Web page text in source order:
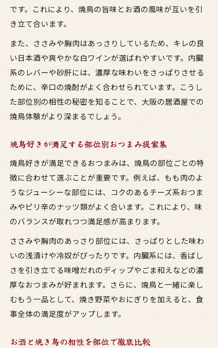
です。これにより、焼鳥の旨味とお酒の風味が互いを引
き立て合います。
また、ささみや胸肉はあっさりしているため、キレの良
い日本酒や爽やかな白ワインが選ばれやすいです。内臓
系のレバーや砂肝には、濃厚な味わいをさっぱりさせる
ために、辛口の焼酎がよく合わせられています。こうし
た部位別の相性の秘密を知ることで、大阪の居酒屋での
焼鳥体験がより深まるでしょう。
焼鳥好きが満足する部位別おつまみ提案集
焼鳥好きが満足できるおつまみは、焼鳥の部位ごとの特
徴に合わせて選ぶことが重要です。例えば、もも肉のよ
うなジューシーな部位には、コクのあるチーズ系おつま
みやピリ辛のナッツ類がよく合います。これにより、味
のバランスが取れつつ満足感が高まります。
ささみや胸肉のあっさり部位には、さっぱりとした味わ
いの浅漬けや冷奴がぴったりです。内臓系には、香ばし
さを引き立てる味噌だれのディップやごま和えなどの濃
厚なおつまみが好まれます。さらに、焼鳥と一緒に楽し
むもう一品として、焼き野菜やおにぎりを加えると、食
事全体の満足度がアップします。
お酒と焼き鳥の相性を部位で徹底比較